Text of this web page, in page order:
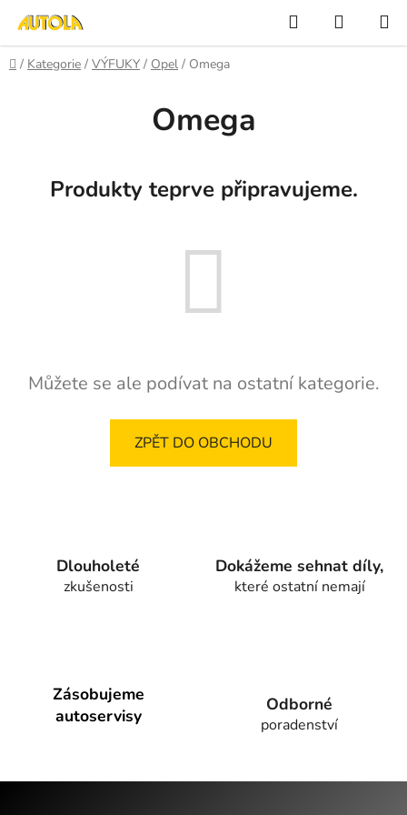
obsah
Hledat
KOŠÍK
Domů
/ Kategorie / VÝFUKY / Opel / Omega
Omega
Produkty teprve připravujeme.
Můžete se ale podívat na ostatní kategorie.
ZPĚT DO OBCHODU
Dlouholeté
zkušenosti
Dokážeme sehnat díly,
které ostatní nemají
Zásobujeme
autoservisy
Odborné
poradenství